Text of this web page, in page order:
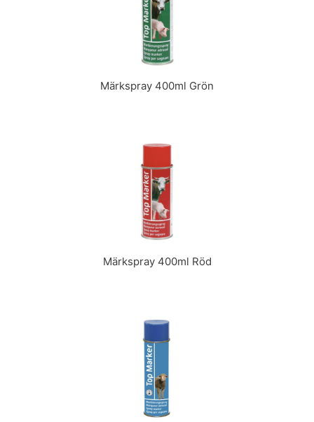
Märkspray 400ml Grön
Märkspray 400ml Röd